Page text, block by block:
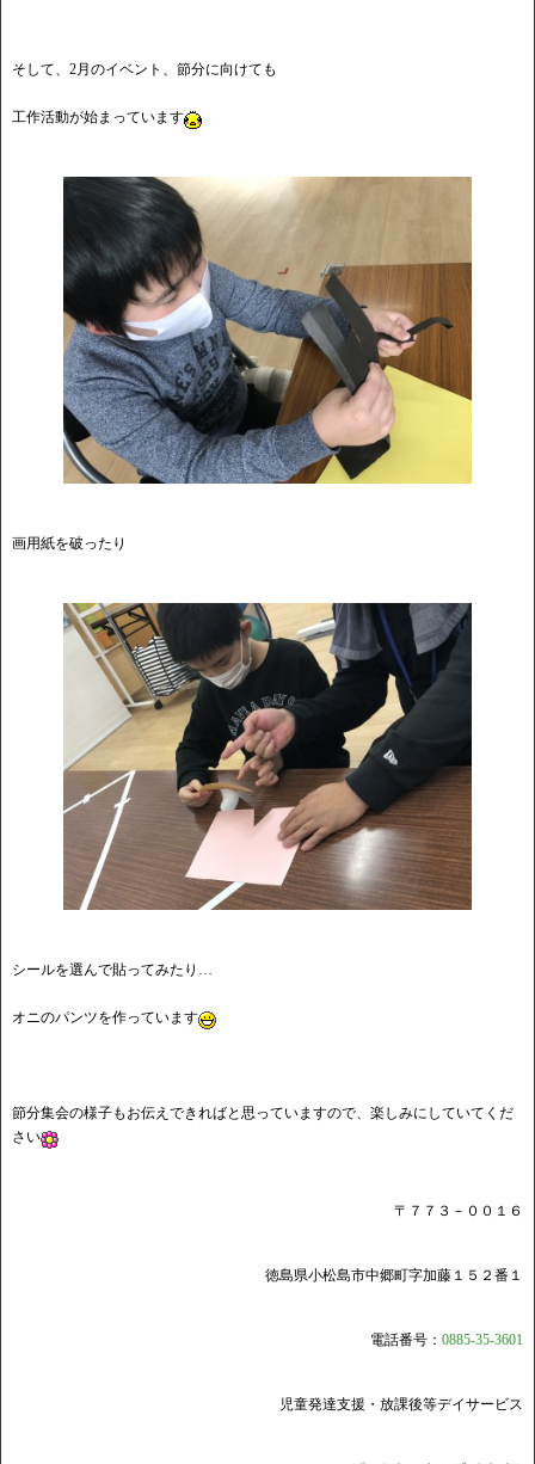
そして、2月のイベント、節分に向けても
工作活動が始まっています
画用紙を破ったり
シールを選んで貼ってみたり…
オニのパンツを作っています
節分集会の様子もお伝えできればと思っていますので、楽しみにしていてくだ
さい
〒７７３－００１６
徳島県小松島市中郷町字加藤１５２番１
電話番号： 0885-35-3601
児童発達支援・放課後等デイサービス